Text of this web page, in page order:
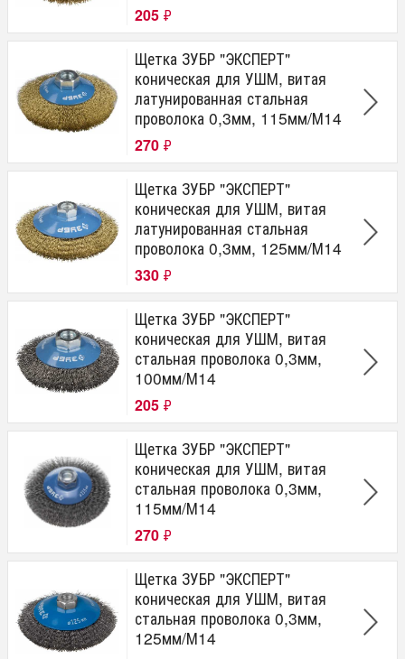
205 ₽
Щетка ЗУБР "ЭКСПЕРТ"
коническая для УШМ, витая
латунированная стальная
проволока 0,3мм, 115мм/М14
270 ₽
Щетка ЗУБР "ЭКСПЕРТ"
коническая для УШМ, витая
латунированная стальная
проволока 0,3мм, 125мм/М14
330 ₽
Щетка ЗУБР "ЭКСПЕРТ"
коническая для УШМ, витая
стальная проволока 0,3мм,
100мм/М14
205 ₽
Щетка ЗУБР "ЭКСПЕРТ"
коническая для УШМ, витая
стальная проволока 0,3мм,
115мм/М14
270 ₽
Щетка ЗУБР "ЭКСПЕРТ"
коническая для УШМ, витая
стальная проволока 0,3мм,
125мм/М14